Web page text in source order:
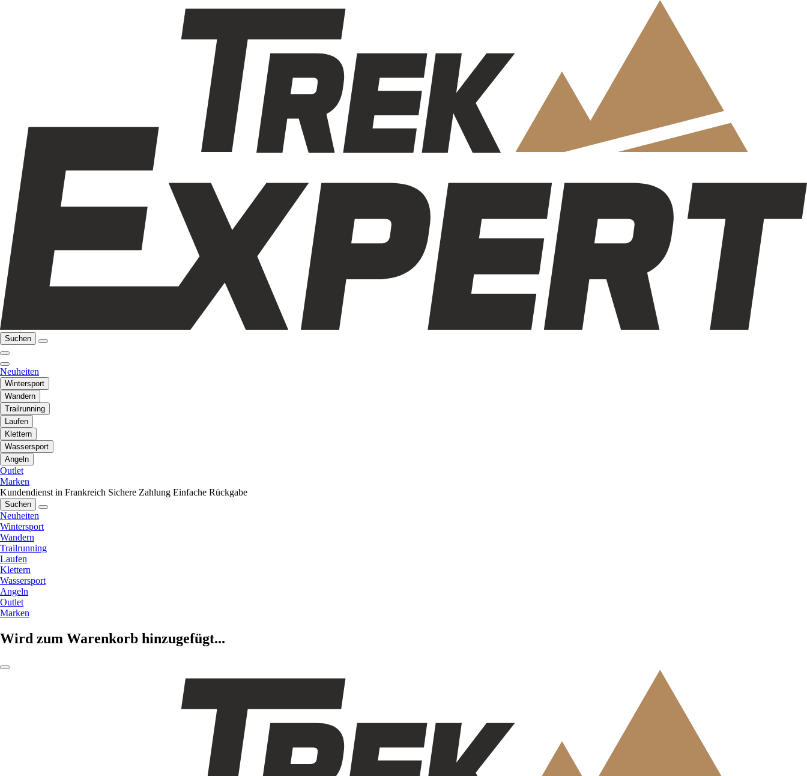
Suchen
Neuheiten
Wintersport
Wandern
Trailrunning
Laufen
Klettern
Wassersport
Angeln
Outlet
Marken
Kundendienst in Frankreich Sichere Zahlung Einfache Rückgabe
Suchen
Neuheiten
Wintersport
Wandern
Trailrunning
Laufen
Klettern
Wassersport
Angeln
Outlet
Marken
Wird zum Warenkorb hinzugefügt...